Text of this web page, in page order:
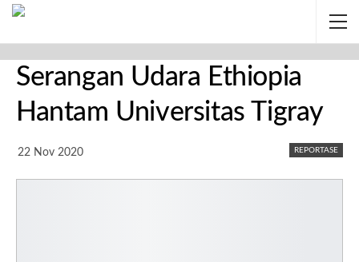
Serangan Udara Ethiopia
Hantam Universitas Tigray
REPORTASE
22 Nov 2020